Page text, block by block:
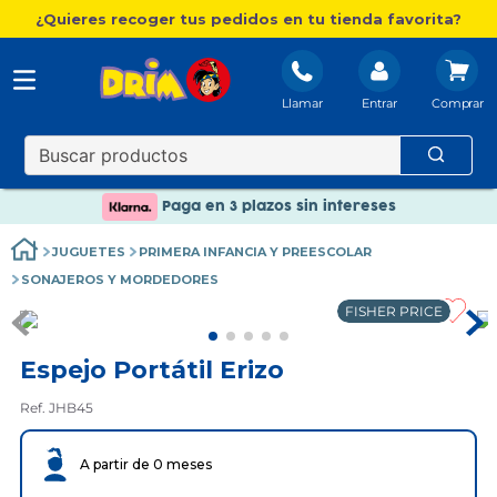
¿Quieres recoger tus pedidos en tu tienda favorita?
Llamar Entrar
Nuevo catálogo Aire Libre
Envío gratis. A partir de 60€(excepto Baleares)
Paga en 3 plazos sin intereses
Paga en 3 plazos sin intereses
JUGUETES
PRIMERA INFANCIA Y PREESCOLAR
SONAJEROS Y MORDEDORES
FISHER PRICE
Espejo Portátil Erizo
Ref. JHB45
A partir de 0 meses